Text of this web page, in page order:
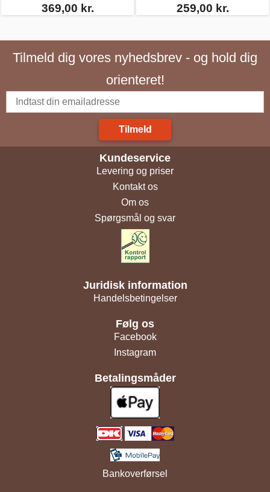
369,00 kr. 259,00 kr.
Tilmeld dig vores nyhedsbrev - og hold dig
orienteret!
Tilmeld
Kundeservice
Levering og priser
Kontakt os
Om os
Spørgsmål og svar
Juridisk information
Handelsbetingelser
Følg os
Facebook
Instagram
Betalingsmåder
Bankoverførsel